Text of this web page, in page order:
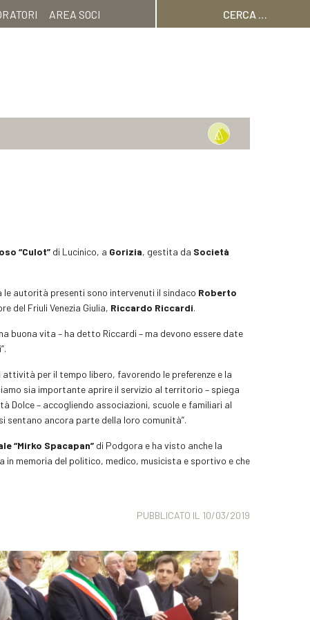
AREA SOCI
“Culot” di Lucinico, a Gorizia, gestita da Società
le autorità presenti sono intervenuti il sindaco Roberto
del Friuli Venezia Giulia, Riccardo Riccardi.
buona vita – ha detto Riccardi – ma devono essere date
per il tempo libero, favorendo le preferenze e la
sia importante aprire il servizio al territorio – spiega
Dolce – accogliendo associazioni, scuole e familiari al
sentano ancora parte della loro comunità”.
“Mirko Spacapan” di Podgora e ha visto anche la
in memoria del politico, medico, musicista e sportivo e che
PUBBLICATO IL 10/03/2019